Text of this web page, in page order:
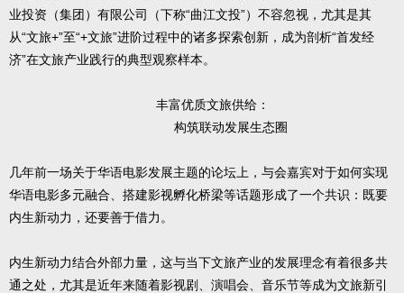
业投资（集团）有限公司（下称“曲江文投”）不容忽视，尤其是其
从“文旅+”至“+文旅”进阶过程中的诸多探索创新，成为剖析“首发经
济”在文旅产业践行的典型观察样本。
丰富优质文旅供给：
构筑联动发展生态圈
几年前一场关于华语电影发展主题的论坛上，与会嘉宾对于如何实现
华语电影多元融合、搭建影视孵化桥梁等话题形成了一个共识：既要
内生新动力，还要善于借力。
内生新动力结合外部力量，这与当下文旅产业的发展理念有着很多共
通之处，尤其是近年来随着影视剧、演唱会、音乐节等成为文旅新引